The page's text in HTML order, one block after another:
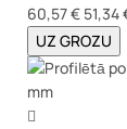
60,57 € 51,34
UZ GROZU